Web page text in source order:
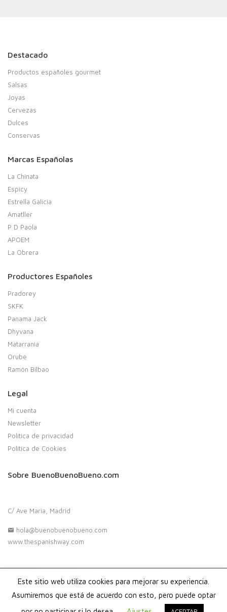
Destacado
Productos españoles gourmet
Salsas
Joyas
Cervezas
Dulces
Conservas
Marcas Españolas
La Chinata
Espicy
Estrella Galicia
Amatller
P D Paola
APOEM
La Obrera
Productores Españoles
Pradorey
SKFK
Panama Jack
Dhyvana
Matarrania
Orube
Ramón Bilbao
Legal
Mi cuenta
Newsletter
Política de privacidad
Política de Cookies
Sobre BuenoBuenoBueno.com
C/ Ave María, Madrid
hola@buenobuenobueno.com
www.thespanishway.com
Copyright 2020. Buenobuenobueno.com - Todos los derechos
reservados
Este sitio web utiliza cookies para mejorar su experiencia.
Asumiremos que está de acuerdo con esto, pero puede optar